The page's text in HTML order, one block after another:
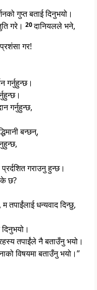
गुप्त बताई दिनुभयो।
गरे। 20दानियलले भने,
गर!
गर्नुहुन्छ।
गर्नुहुन्छ,
बन्छन्,
गराउनु हुन्छ।
के छ?
तपाईंलाई धन्यवाद दिन्छु,
तपाईंले नै बताउँनु भयो।
विषयमा बताउँनु भयो।”